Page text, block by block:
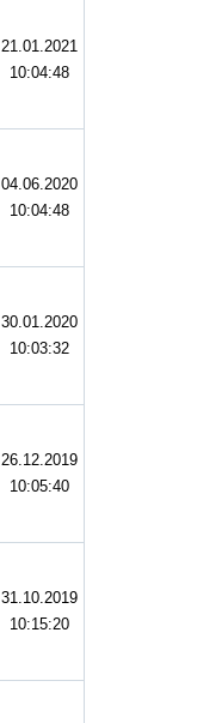
21.01.2021
10:04:48
04.06.2020
10:04:48
30.01.2020
10:03:32
26.12.2019
10:05:40
31.10.2019
10:15:20